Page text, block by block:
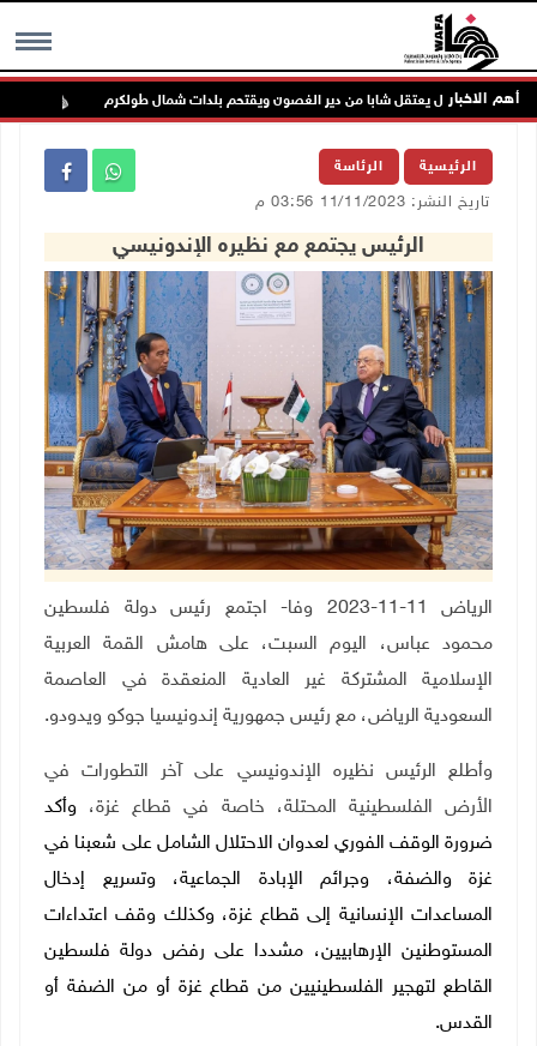
MENU أهم الاخبار
الاحتلال يعتقل شابا من دير الغصون ويقتحم بلدات شمال طولكرم
الرئيسية الرئاسة
تاريخ النشر: 11/11/2023 03:56 م
الرئيس يجتمع مع نظيره الإندونيسي
الرياض 11-11-2023 وفا- اجتمع رئيس دولة فلسطين
محمود عباس، اليوم السبت، على هامش القمة العربية
الإسلامية المشتركة غير العادية المنعقدة في العاصمة
السعودية الرياض، مع رئيس جمهورية إندونيسيا جوكو ويدودو.
وأطلع الرئيس نظيره الإندونيسي على آخر التطورات في
الأرض الفلسطينية المحتلة، خاصة في قطاع غزة، وأكد
ضرورة الوقف الفوري لعدوان الاحتلال الشامل على شعبنا في
غزة والضفة، وجرائم الإبادة الجماعية، وتسريع إدخال
المساعدات الإنسانية إلى قطاع غزة، وكذلك وقف اعتداءات
المستوطنين الإرهابيين، مشددا على رفض دولة فلسطين
القاطع لتهجير الفلسطينيين من قطاع غزة أو من الضفة أو
القدس.